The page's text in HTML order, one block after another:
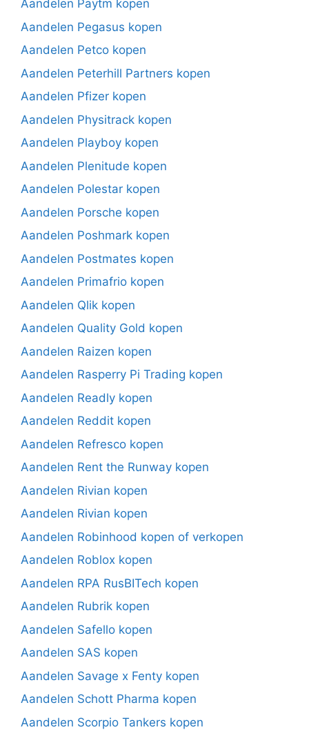
Aandelen Paytm kopen
Aandelen Pegasus kopen
Aandelen Petco kopen
Aandelen Peterhill Partners kopen
Aandelen Pfizer kopen
Aandelen Physitrack kopen
Aandelen Playboy kopen
Aandelen Plenitude kopen
Aandelen Polestar kopen
Aandelen Porsche kopen
Aandelen Poshmark kopen
Aandelen Postmates kopen
Aandelen Primafrio kopen
Aandelen Qlik kopen
Aandelen Quality Gold kopen
Aandelen Raizen kopen
Aandelen Rasperry Pi Trading kopen
Aandelen Readly kopen
Aandelen Reddit kopen
Aandelen Refresco kopen
Aandelen Rent the Runway kopen
Aandelen Rivian kopen
Aandelen Rivian kopen
Aandelen Robinhood kopen of verkopen
Aandelen Roblox kopen
Aandelen RPA RusBITech kopen
Aandelen Rubrik kopen
Aandelen Safello kopen
Aandelen SAS kopen
Aandelen Savage x Fenty kopen
Aandelen Schott Pharma kopen
Aandelen Scorpio Tankers kopen